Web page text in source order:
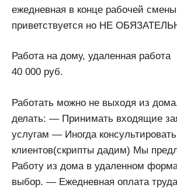
ежедневная в конце рабочей
приветствуется но НЕ
Работа на дому, удаленная работа
40 000 руб.
Работать можно не выходя из
делать: — Принимать входящие
услугам — Иногда консультировать
клиентов(скрипты дадим) Мы
Работу из дома в удаленном
выбор. — Ежедневная оплата